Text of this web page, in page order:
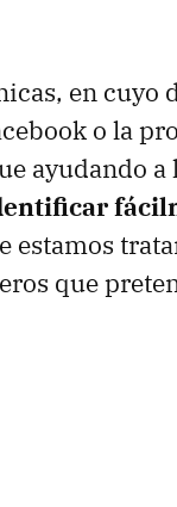
en cuyo
o la
ayudando a
estamos
que